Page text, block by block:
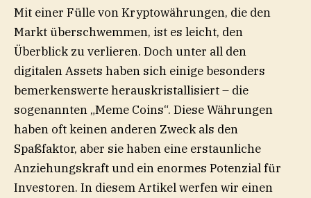
Mit einer Fülle von Kryptowährungen, die den
Markt überschwemmen, ist es leicht, den
Überblick zu verlieren. Doch unter all den
digitalen Assets haben sich einige besonders
bemerkenswerte herauskristallisiert – die
sogenannten „Meme Coins“. Diese Währungen
haben oft keinen anderen Zweck als den
Spaßfaktor, aber sie haben eine erstaunliche
Anziehungskraft und ein enormes Potenzial für
Investoren. In diesem Artikel werfen wir einen